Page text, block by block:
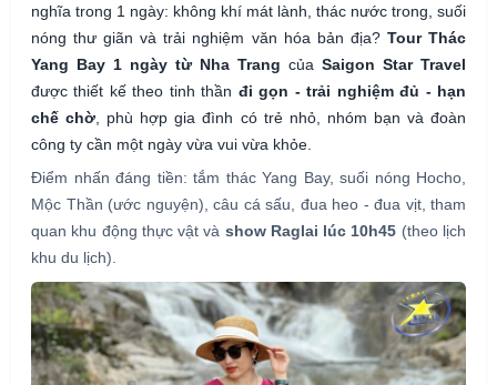
nghĩa trong 1 ngày: không khí mát lành, thác nước trong, suối
nóng thư giãn và trải nghiệm văn hóa bản địa? Tour Thác
Yang Bay 1 ngày từ Nha Trang của Saigon Star Travel
được thiết kế theo tinh thần đi gọn - trải nghiệm đủ - hạn
chế chờ , phù hợp gia đình có trẻ nhỏ, nhóm bạn và đoàn
công ty cần một ngày vừa vui vừa khỏe.
Điểm nhấn đáng tiền: tắm thác Yang Bay, suối nóng Hocho,
Mộc Thần (ước nguyện), câu cá sấu, đua heo - đua vịt, tham
quan khu động thực vật và show Raglai lúc 10h45 (theo lịch
khu du lịch).